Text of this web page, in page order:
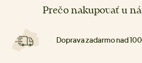
Prečo nakupovať u
Doprava zadarmo nad